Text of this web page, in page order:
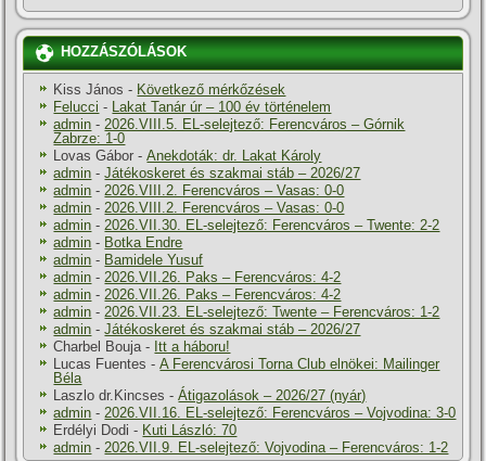
HOZZÁSZÓLÁSOK
Kiss János - Következő mérkőzések
Felucci -
Lakat Tanár úr – 100 év történelem
admin - 2026.VIII.5. EL-selejtező: Ferencváros – Górnik
Zabrze: 1-0
Lovas Gábor -Anekdoták: dr. Lakat Károly
admin -Játékoskeret és szakmai stáb – 2026/27
admin - 2026.VIII.2. Ferencváros – Vasas: 0-0
admin - 2026.VIII.2. Ferencváros – Vasas: 0-0
admin - 2026.VII.30. EL-selejtező: Ferencváros – Twente: 2-2
admin - Botka Endre
admin - Bamidele Yusuf
admin - 2026.VII.26. Paks – Ferencváros: 4-2
admin - 2026.VII.26. Paks – Ferencváros: 4-2
admin - 2026.VII.23. EL-selejtező: Twente – Ferencváros: 1-2
admin -Játékoskeret és szakmai stáb – 2026/27
Charbel Bouja - Itt a háboru!
Lucas Fuentes -A Ferencvárosi Torna Club elnökei: Mailinger
Béla
Laszlo dr.Kincses -Átigazolások – 2026/27 (nyár)
admin - 2026.VII.16. EL-selejtező: Ferencváros – Vojvodina: 3-0
Erdélyi Dodi - Kuti László: 70
admin - 2026.VII.9. EL-selejtező: Vojvodina – Ferencváros: 1-2